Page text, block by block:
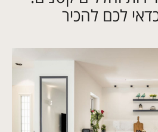
לכם להכיר